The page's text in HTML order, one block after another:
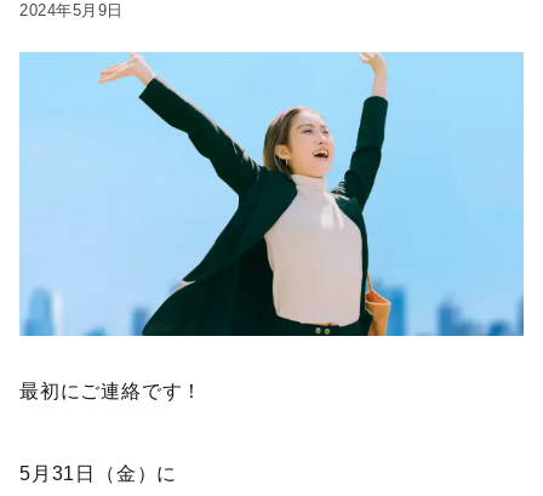
2024年5月9日
最初にご連絡です！
5月31日（金）に